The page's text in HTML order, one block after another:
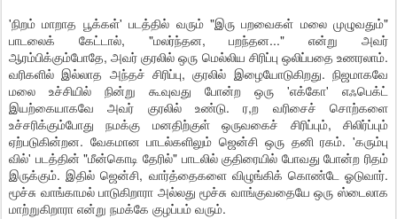
'நிறம் மாறாத பூக்கள்' படத்தில் வரும் "இரு பறவைகள் மலை முழுவதும்"
பாடலைக் கேட்டால், "மலர்ந்தன, பறந்தன..." என்று அவர்
ஆரம்பிக்கும்போதே, அவர் குரலில் ஒரு மெல்லிய சிரிப்பு ஒலிப்பதை உணரலாம்.
வரிகளில் இல்லாத அந்தச் சிரிப்பு, குரலில் இழையோடுகிறது. நிஜமாகவே
மலை உச்சியில் நின்று கூவுவது போன்ற ஒரு 'எக்கோ' எஃபெக்ட்
இயற்கையாகவே அவர் குரலில் உண்டு. ர,ற வரிசைச் சொற்களை
உச்சரிக்கும்போது நமக்கு மனதிற்குள் ஒருவகைச் சிரிப்பும், சிலிர்ப்பும்
ஏற்படுகின்றன. வேகமான பாடல்களிலும் ஜென்சி ஒரு தனி ரகம். 'கரும்பு
வில்' படத்தின் "மீன்கொடி தேரில்" பாடலில் குதிரையில் போவது போன்ற ரிதம்
இருக்கும். இதில் ஜென்சி, வார்த்தைகளை விழுங்கிக் கொண்டே ஓடுவார்.
மூச்சு வாங்காமல் பாடுகிறாரா அல்லது மூச்சு வாங்குவதையே ஒரு ஸ்டைலாக
மாற்றுகிறாரா என்று நமக்கே குழப்பம் வரும்.